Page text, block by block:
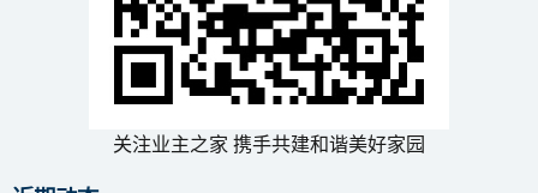
关注业主之家 携手共建和谐美好家园